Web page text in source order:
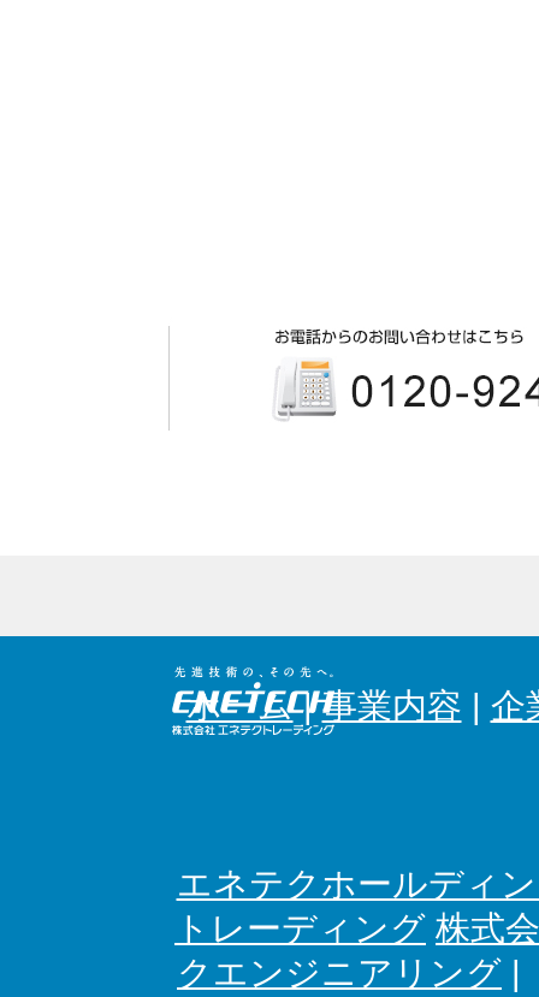
ホーム|事業内容 | 企
エネテクホールディ
トレーディング 株式
クエンジニアリング |